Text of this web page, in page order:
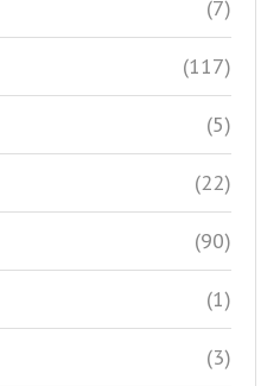
(7)
(117)
(5)
(22)
(90)
(1)
(3)